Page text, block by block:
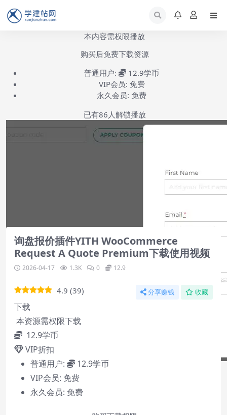
本内容需权限播放
购买后免费下载资源
普通用户:
12.9学币
VIP会员: 免费
永久会员: 免费
已有86 人解锁播放
询盘报价插件YITH WooCommerce
Request A Quote Premium下载使用视频
2026-04-17 1.3K 0 12.9
4.9 (39) 分享赚钱 收藏
下载
本资源需权限下载
12.9学币
VIP折扣
普通用户:
12.9学币
VIP会员: 免费
永久会员: 免费